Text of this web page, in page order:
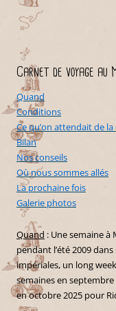
Carnet de voyage au
Quand
Conditions
Ce qu’on attendait de
Bilan
Nos conseils
Où nous sommes allés
La prochaine fois
Galerie photos
Quand : Une semaine à
pendant l’été 2009
impériales, un long
semaines en
en octobre 2025 pour